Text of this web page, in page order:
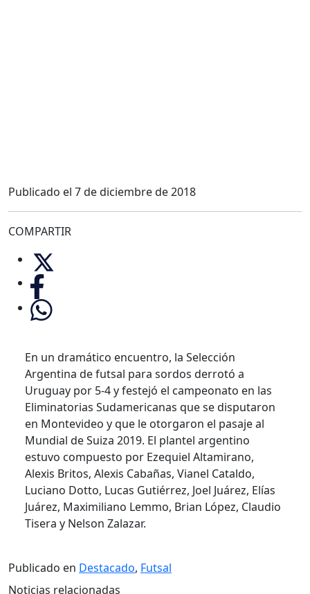
Publicado el 7 de diciembre de 2018
COMPARTIR
En un dramático encuentro, la Selección
Argentina de futsal para sordos derrotó a
Uruguay por 5-4 y festejó el campeonato en las
Eliminatorias Sudamericanas que se disputaron
en Montevideo y que le otorgaron el pasaje al
Mundial de Suiza 2019. El plantel argentino
estuvo compuesto por Ezequiel Altamirano,
Alexis Britos, Alexis Cabañas, Vianel Cataldo,
Luciano Dotto, Lucas Gutiérrez, Joel Juárez, Elías
Juárez, Maximiliano Lemmo, Brian López, Claudio
Tisera y Nelson Zalazar.
Publicado en Destacado, Futsal
Noticias relacionadas